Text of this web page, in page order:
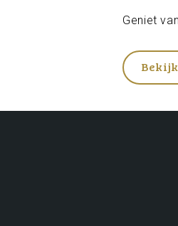
Geniet